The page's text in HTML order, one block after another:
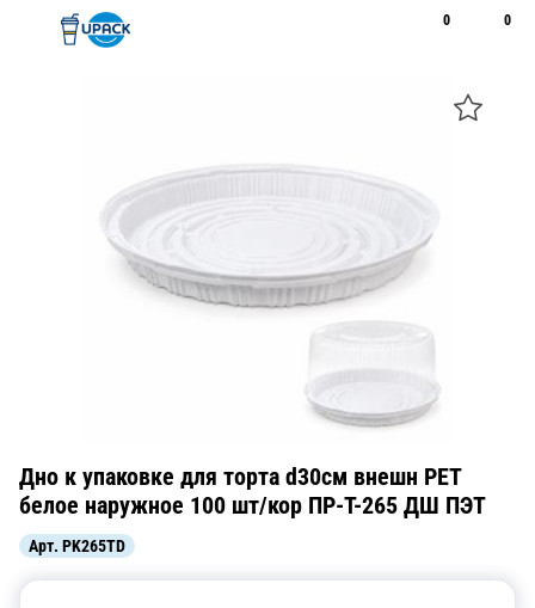
0 0
Дно к упаковке для торта d30см внешн PET
белое наружное 100 шт/кор ПР-Т-265 ДШ ПЭТ
Арт. PK265TD